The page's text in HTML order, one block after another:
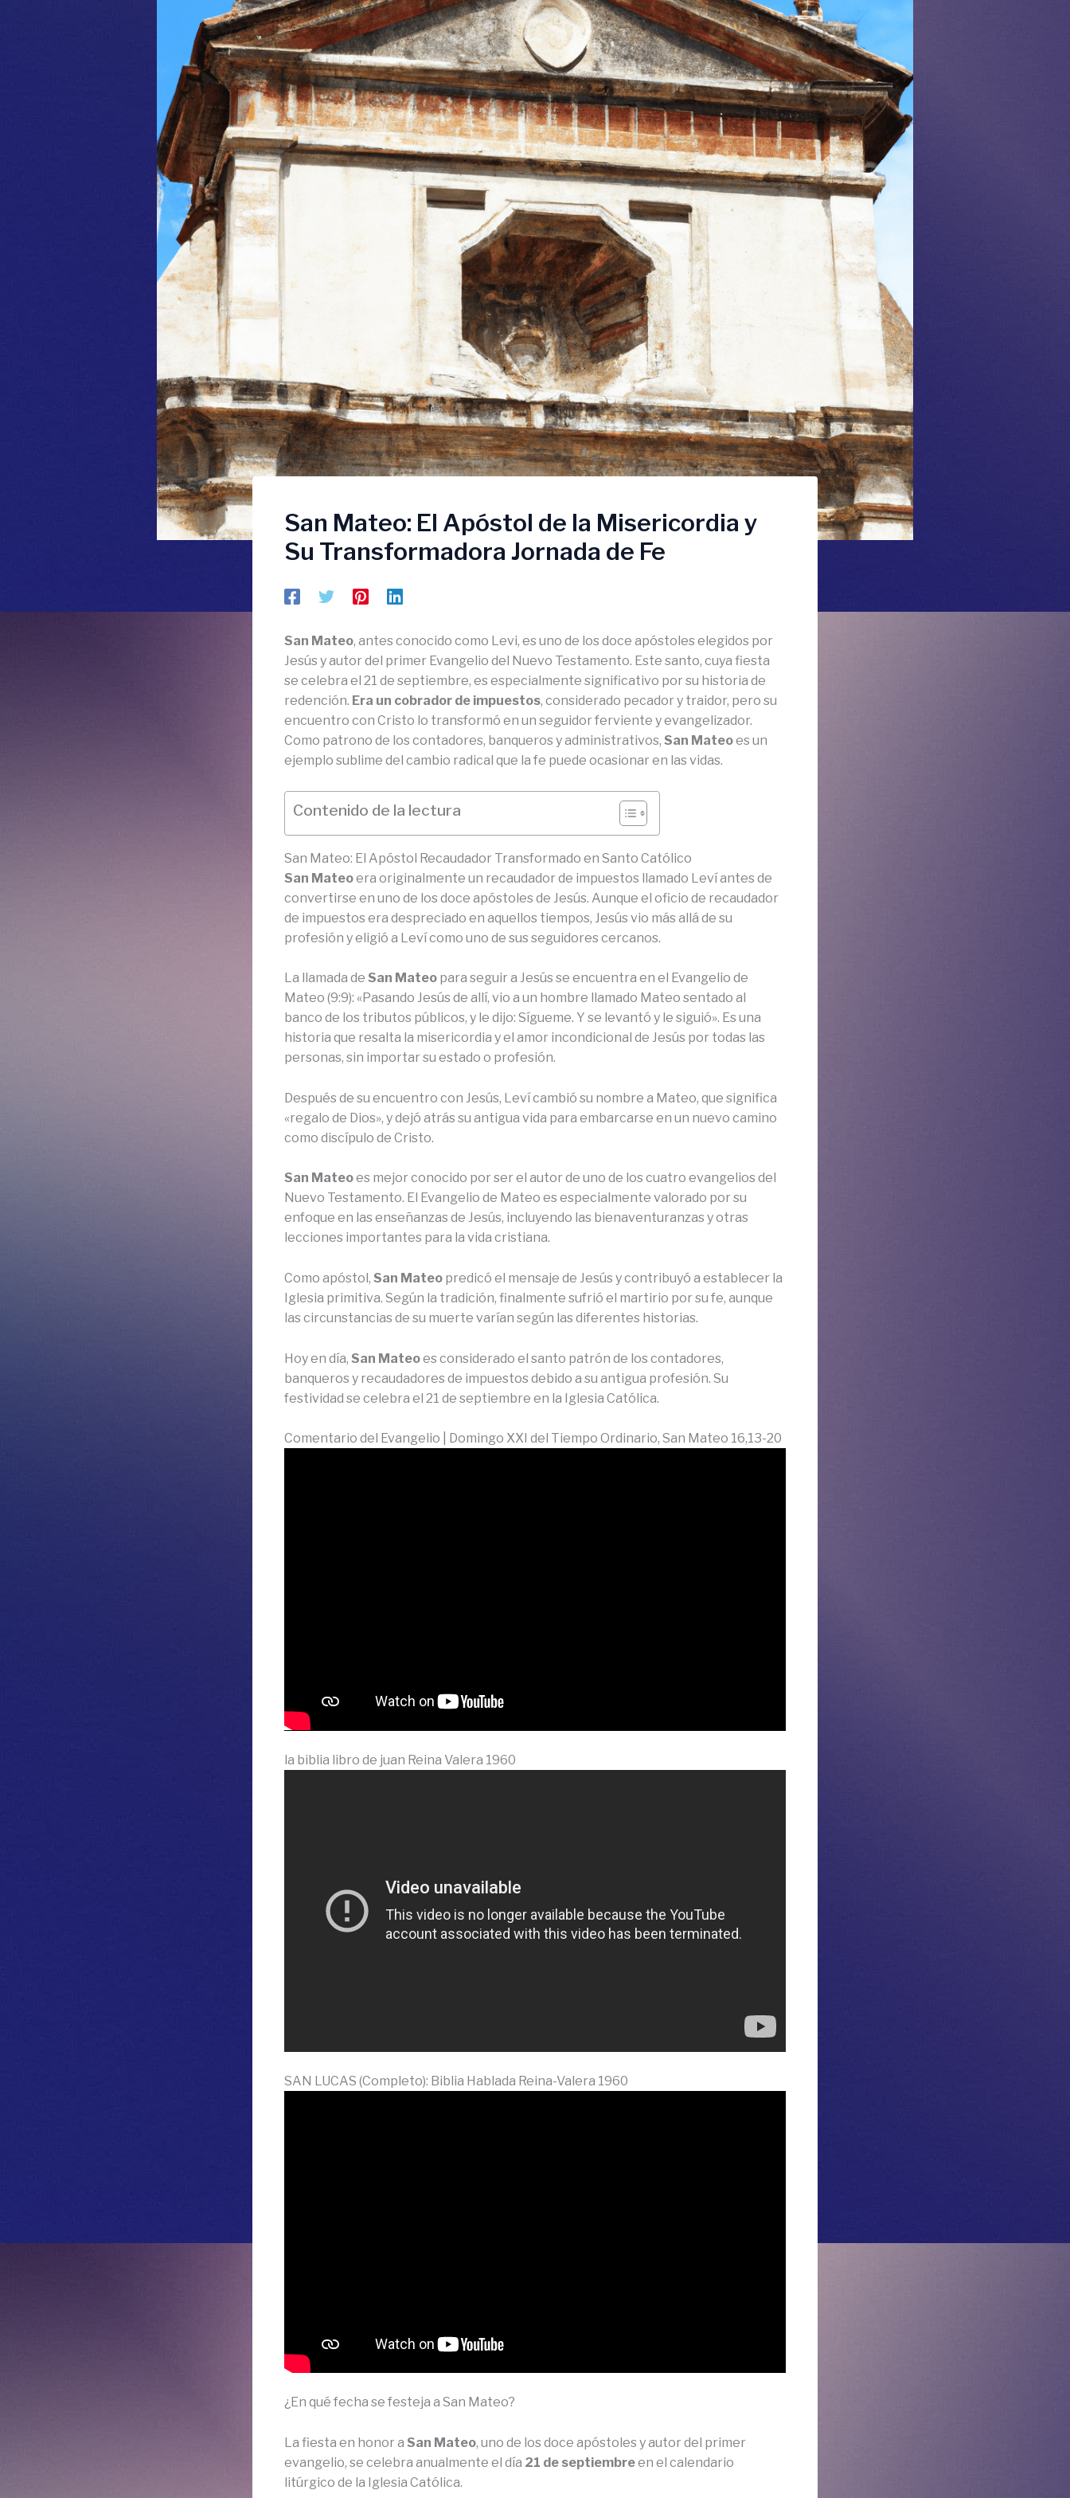
San Mateo: El Apóstol de la Misericordia y
Su Transformadora Jornada de Fe
San Mateo, antes conocido como Levi, es uno de los doce apóstoles elegidos por
Jesús y autor del primer Evangelio del Nuevo Testamento. Este santo, cuya fiesta
se celebra el 21 de septiembre, es especialmente significativo por su historia de
redención. Era un cobrador de impuestos, considerado pecador y traidor, pero su
encuentro con Cristo lo transformó en un seguidor ferviente y evangelizador.
Como patrono de los contadores, banqueros y administrativos, San Mateoes un
ejemplo sublime del cambio radical que la fe puede ocasionar en las vidas.
Contenido de la lectura
San Mateo: El Apóstol Recaudador Transformado en Santo Católico
San Mateoera originalmente un recaudador de impuestos llamado Leví antes de
convertirse en uno de los doce apóstoles de Jesús. Aunque el oficio de recaudador
de impuestos era despreciado en aquellos tiempos, Jesús vio más allá de su
profesión y eligió a Leví como uno de sus seguidores cercanos.
La llamada de San Mateo para seguir a Jesús se encuentra en el Evangelio de
Mateo (9:9): «Pasando Jesús de allí, vio a un hombre llamado Mateo sentado al
banco de los tributos públicos, y le dijo: Sígueme. Y se levantó y le siguió». Es una
historia que resalta la misericordia y el amor incondicional de Jesús por todas las
personas, sin importar su estado o profesión.
Después de su encuentro con Jesús, Leví cambió su nombre a Mateo, que significa
«regalo de Dios», y dejó atrás su antigua vida para embarcarse en un nuevo camino
como discípulo de Cristo.
San Mateoes mejor conocido por ser el autor de uno de los cuatro evangelios del
Nuevo Testamento. El Evangelio de Mateo es especialmente valorado por su
enfoque en las enseñanzas de Jesús, incluyendo las bienaventuranzas y otras
lecciones importantes para la vida cristiana.
Como apóstol, San Mateo predicó el mensaje de Jesús y contribuyó a establecer la
Iglesia primitiva. Según la tradición, finalmente sufrió el martirio por su fe, aunque
las circunstancias de su muerte varían según las diferentes historias.
Hoy en día, San Mateoes considerado el santo patrón de los contadores,
banqueros y recaudadores de impuestos debido a su antigua profesión. Su
festividad se celebra el 21 de septiembre en la Iglesia Católica.
Comentario del Evangelio | Domingo XXI del Tiempo Ordinario, San Mateo 16,13-20
la biblia libro de juan Reina Valera 1960
SAN LUCAS (Completo): Biblia Hablada Reina-Valera 1960
¿En qué fecha se festeja a San Mateo?
La fiesta en honor a San Mateo, uno de los doce apóstoles y autor del primer
evangelio, se celebra anualmente el día 21 de septiembreen el calendario
litúrgico de la Iglesia Católica.